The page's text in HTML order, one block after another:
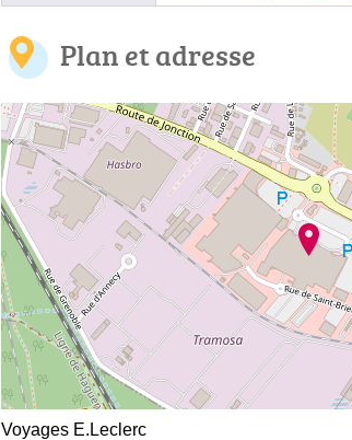
Plan et adresse
Voyages E.Leclerc